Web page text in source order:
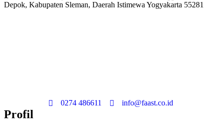
Depok, Kabupaten Sleman, Daerah Istimewa Yogyakarta 55281
0274 486611 info@faast.co.id
Profil